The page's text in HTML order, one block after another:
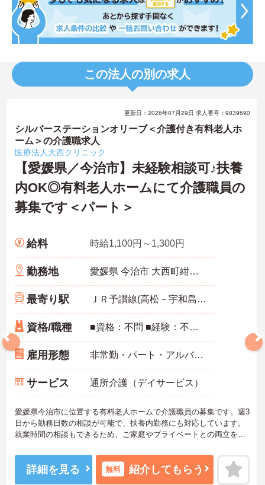
この法人の別の求人
更新日：2026年07月29日 求人番号：9839690
シルバーステーションオリーブ＜介護付き有料老人ホ
ーム＞の介護職求人
医療法人大西クリニック
【愛媛県／今治市】未経験相談可♪扶養
内OK◎有料老人ホームにて介護職員の
募集です＜パート＞
給料 時給1,100円～1,300円
勤務地 愛媛県 今治市 大西町紺原甲828-1
最寄り駅 ＪＲ予讃線(高松－宇和島)「大西駅」徒歩13分
資格/職種 ■資格：不問 ■経験：不問 ※介護経験あれば尚可
雇用形態 非常勤・パート・アルバイト
サービス 通所介護（デイサービス）
愛媛県今治市に位置する有料老人ホームで介護職員の募集です。週3
日から勤務日数の相談が可能で、扶養内勤務にも対応しています。
就業時間の相談もできるため、ご家庭やプライベートとの両立を目
として制服貸与やリフレッシュルームも整っています。ご興味のあ
る方には、面接対策ポイントなどさらに詳細をお話いたしますの
で、お気軽にご相談ください。
詳細を見る 無料 紹介してもらう